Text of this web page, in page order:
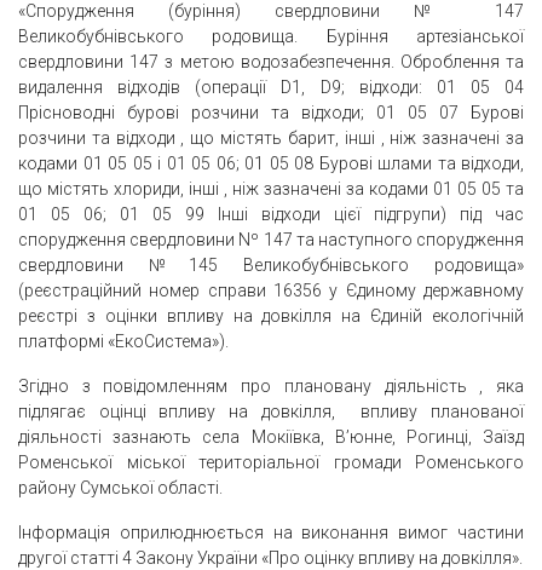
«Спорудження (буріння) свердловини № 147
Великобубнівського родовища. Буріння артезіанської
свердловини 147 з метою водозабезпечення. Оброблення та
видалення відходів (операції D1, D9; відходи: 01 05 04
Прісноводні бурові розчини та відходи; 01 05 07 Бурові
розчини та відходи , що містять барит, інші , ніж зазначені за
кодами 01 05 05 і 01 05 06; 01 05 08 Бурові шлами та відходи,
що містять хлориди, інші , ніж зазначені за кодами 01 05 05 та
01 05 06; 01 05 99 Інші відходи цієї підгрупи) під час
спорудження свердловини Nº 147 та наступного спорудження
свердловини №145 Великобубнівського родовища»
(реєстраційний номер справи 16356 у Єдиному державному
реєстрі з оцінки впливу на довкілля на Єдиній екологічній
платформі «ЕкоСистема»).
Згідно з повідомленням про плановану діяльність , яка
підлягає оцінці впливу на довкілля, впливу планованої
діяльності зазнають села Мокіївка, В’юнне, Рогинці, Заїзд
Роменської міської територіальної громади Роменського
району Сумської області.
Інформація оприлюднюється на виконання вимог частини
другої статті 4 Закону України «Про оцінку впливу на довкілля».